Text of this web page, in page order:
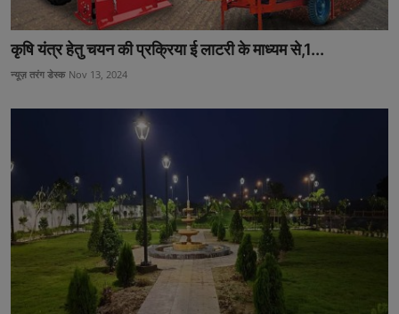
कृषि यंत्र हेतु चयन की प्रक्रिया ई लाटरी के माध्यम से,1...
न्यूज़ तरंग डेस्क Nov 13, 2024